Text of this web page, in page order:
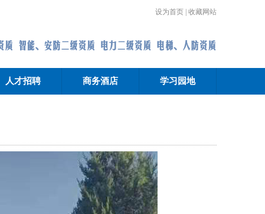
设为首页 收藏网站
人才招聘 商务酒店 学习园地